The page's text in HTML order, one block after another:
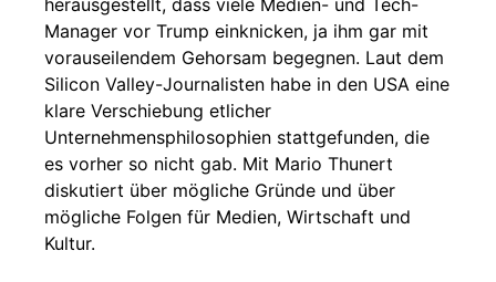
herausgestellt, dass viele Medien- und Tech-
Manager vor Trump einknicken, ja ihm gar mit
vorauseilendem Gehorsam begegnen. Laut dem
Silicon Valley-Journalisten habe in den USA eine
klare Verschiebung etlicher
Unternehmensphilosophien stattgefunden, die
es vorher so nicht gab. Mit Mario Thunert
diskutiert über mögliche Gründe und über
mögliche Folgen für Medien, Wirtschaft und
Kultur.